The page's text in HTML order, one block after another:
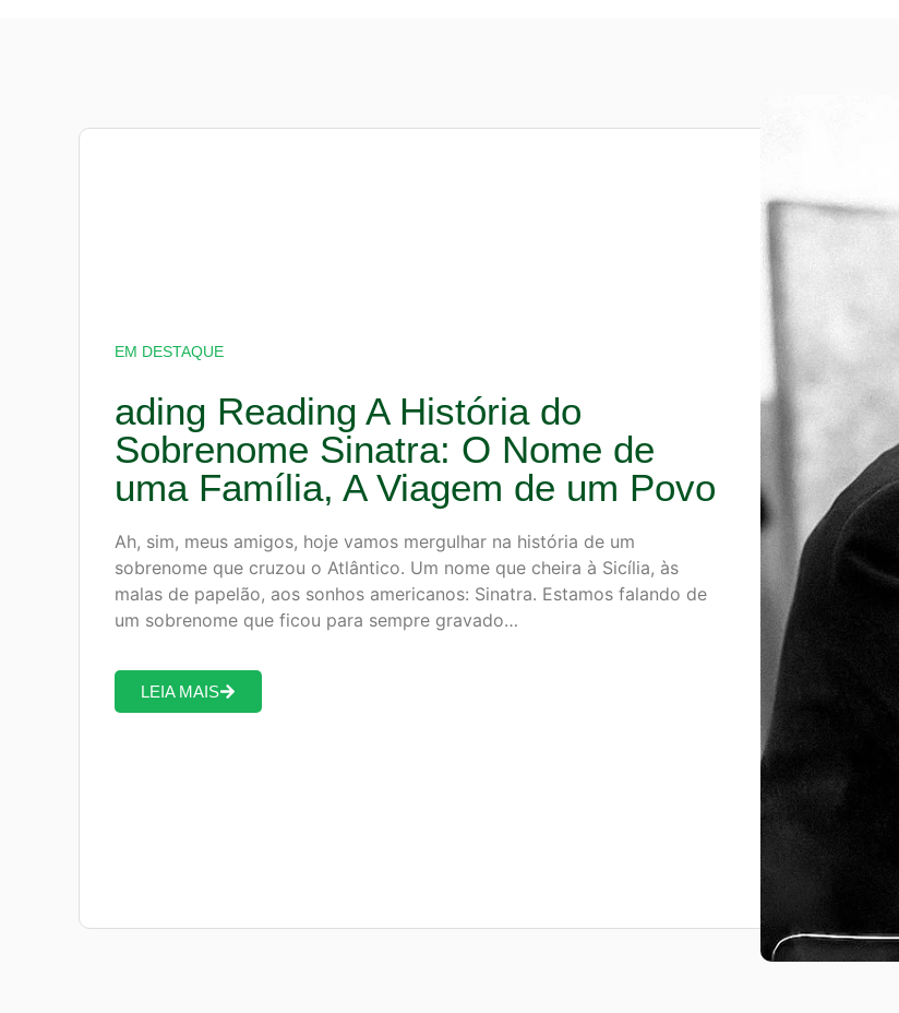
EM DESTAQUE
ading Reading A História do
Sobrenome Sinatra: O Nome de
uma Família, A Viagem de um Povo
Ah, sim, meus amigos, hoje vamos mergulhar na história de um
sobrenome que cruzou o Atlântico. Um nome que cheira à Sicília, às
malas de papelão, aos sonhos americanos: Sinatra. Estamos falando de
um sobrenome que ficou para sempre gravado…
LEIA MAIS